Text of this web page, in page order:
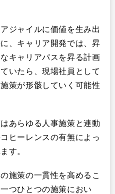
ジャイルに価値を生み出
、キャリア開発では、昇
キャリアパスを昇る計画
いたら、現場社員として
策が形骸していく可能性
あらゆる人事施策と連動
ヒーレンスの有無によっ
す。
施策の一貫性を高めるこ
つひとつの施策におい